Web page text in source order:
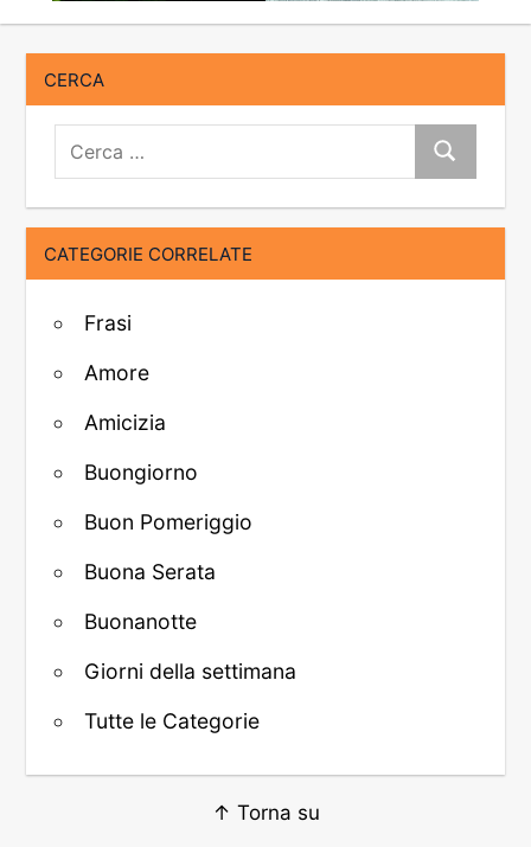
CERCA
Cerca:
Cerca
CATEGORIE CORRELATE
Frasi
Amore
Amicizia
Buongiorno
Buon Pomeriggio
Buona Serata
Buonanotte
Giorni della settimana
Tutte le Categorie
↑ Torna su